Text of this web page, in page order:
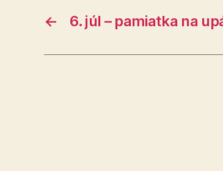
← 6. júl – pamiatka na